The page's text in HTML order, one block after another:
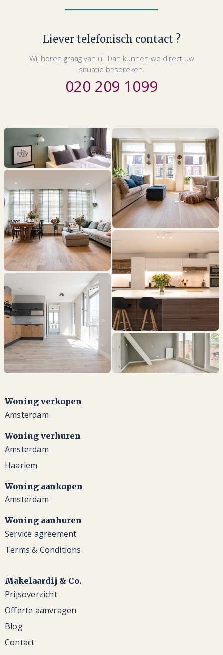
Liever telefonisch contact ?
Wij horen graag van u! Dan kunnen we direct uw
situatie bespreken.
020 209 1099
Woning verkopen
Amsterdam
Woning verhuren
Amsterdam
Haarlem
Woning aankopen
Amsterdam
Woning aanhuren
Service agreement
Terms & Conditions
Makelaardij & Co.
Prijsoverzicht
Offerte aanvragen
Blog
Contact